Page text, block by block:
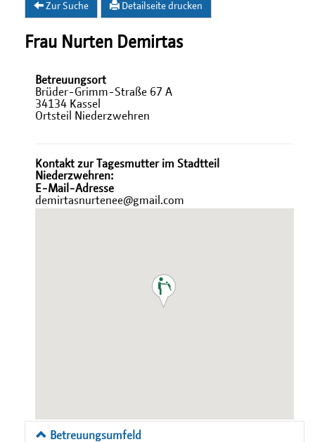
Zur Suche Detailseite drucken
Frau Nurten Demirtas
Betreuungsort
Brüder-Grimm-Straße 67 A
34134 Kassel
Ortsteil Niederzwehren
Kontakt zur Tagesmutter im Stadtteil
Niederzwehren:
E-Mail-Adresse
demirtasnurtenee@gmail.com
Betreuungsumfeld